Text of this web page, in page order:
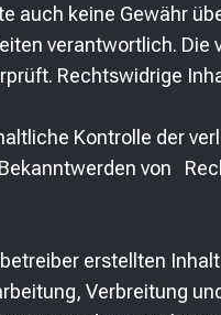
auch keine Gewähr
verantwortlich.
Rechtswidrige
Kontrolle der
von
erstellten
Verbreitung